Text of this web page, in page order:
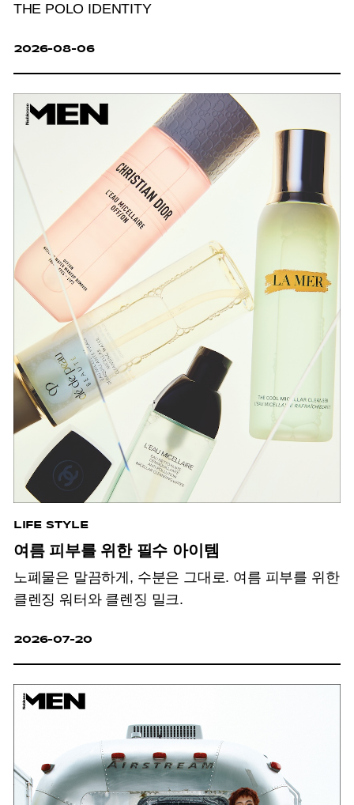
THE POLO IDENTITY
2026-08-06
LIFE STYLE
여름 피부를 위한 필수 아이템
노폐물은 말끔하게, 수분은 그대로. 여름 피부를 위한
클렌징 워터와 클렌징 밀크.
2026-07-20